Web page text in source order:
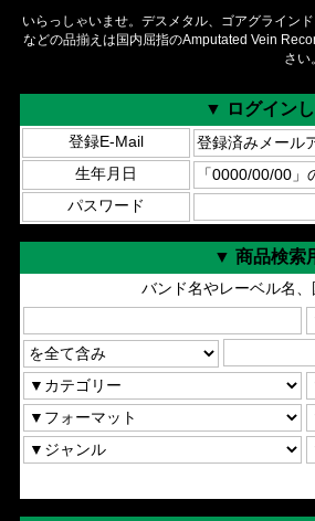
いらっしゃいませ。デスメタル、ゴアグライン
などの品揃えは国内屈指のAmputated Vein
さい。
▼ ログイン
登録E-Mail
生年月日
パスワード
▼ 商品検索
バンド名やレーベル名